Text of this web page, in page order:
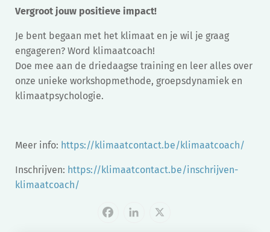
Vergroot jouw positieve impact!
Je bent begaan met het klimaat en je wil je graag
engageren? Word klimaatcoach!
Doe mee aan de driedaagse training en leer alles over
onze unieke workshopmethode, groepsdynamiek en
klimaatpsychologie.
Meer info: https://klimaatcontact.be/klimaatcoach/
Inschrijven: https://klimaatcontact.be/inschrijven-
klimaatcoach/